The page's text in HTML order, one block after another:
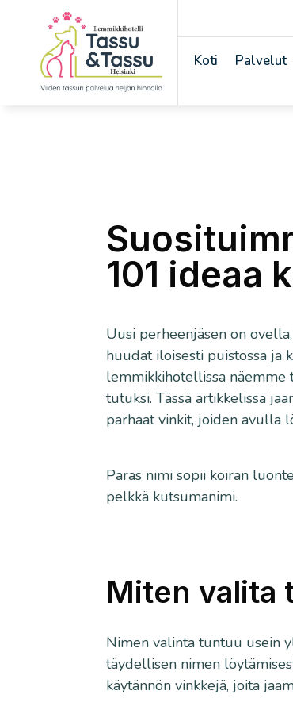
Koti Palvelut
101 ideaa
Uusi perheenjäsen on
huudat iloisesti puistossa ja
lemmikkihotellissa näemme
tutuksi. Tässä artikkelissa
parhaat vinkit, joiden avulla
Paras nimi sopii koiran
pelkkä kutsumanimi.
Miten valita
Nimen valinta tuntuu usein
täydellisen nimen
käytännön vinkkejä, joita